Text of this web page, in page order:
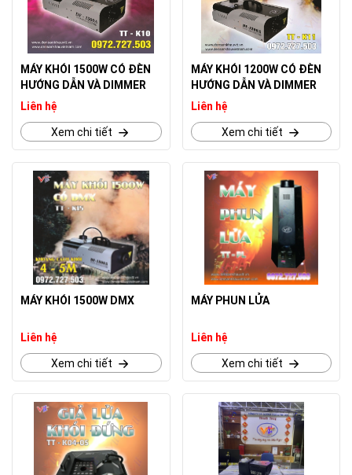
MÁY KHÓI 1500W CÓ ĐÈN
HƯỚNG DẪN VÀ DIMMER
Liên hệ
Xem chi tiết
MÁY KHÓI 1200W CÓ ĐÈN
HƯỚNG DẪN VÀ DIMMER
Liên hệ
Xem chi tiết
MÁY KHÓI 1500W DMX
Liên hệ
Xem chi tiết
MÁY PHUN LỬA
Liên hệ
Xem chi tiết